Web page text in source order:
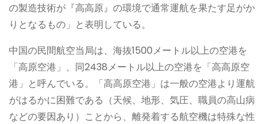
の製造技術が『高高原』の環境で通常運航を果たす足がか
りとなるもの」と表明している。
中国の民間航空当局は、海抜1500メートル以上の空港を
「高原空港」、同2438メートル以上の空港を「高高原空
港」と呼んでいる。「高高原空港」は一般の空港より運航
がはるかに困難である（天候、地形、気圧、職員の高山病
などの要因あり）ことから、離発着する航空機は特殊な性